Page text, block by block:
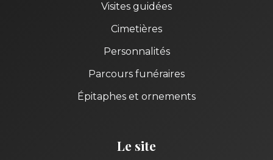
Visites guidées
Cimetières
Personnalités
Parcours funéraires
Épitaphes et ornements
Le site